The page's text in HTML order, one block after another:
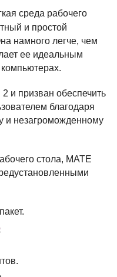
среда рабочего
и простой
намного легче, чем
ее идеальным
2 и призван обеспечить
благодаря
и незагроможденному
стола, MATE